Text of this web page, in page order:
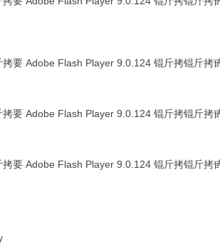
拷要 Adobe Flash Player 9.0.124 锟斤拷锟斤拷
拷要 Adobe Flash Player 9.0.124 锟斤拷锟斤拷
拷要 Adobe Flash Player 9.0.124 锟斤拷锟斤拷